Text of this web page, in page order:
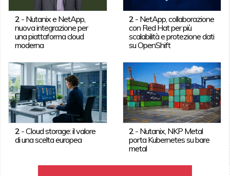
2- Nutanix e NetApp,
nuova integrazione per
una piattaforma cloud
moderna
2 - NetApp, collaborazione
con Red Hat per più
scalabilità e protezione dati
su OpenShift
2-Cloud storage: il valore
di una scelta europea
2 - Nutanix, NKP Metal
porta Kubernetes su bare
metal